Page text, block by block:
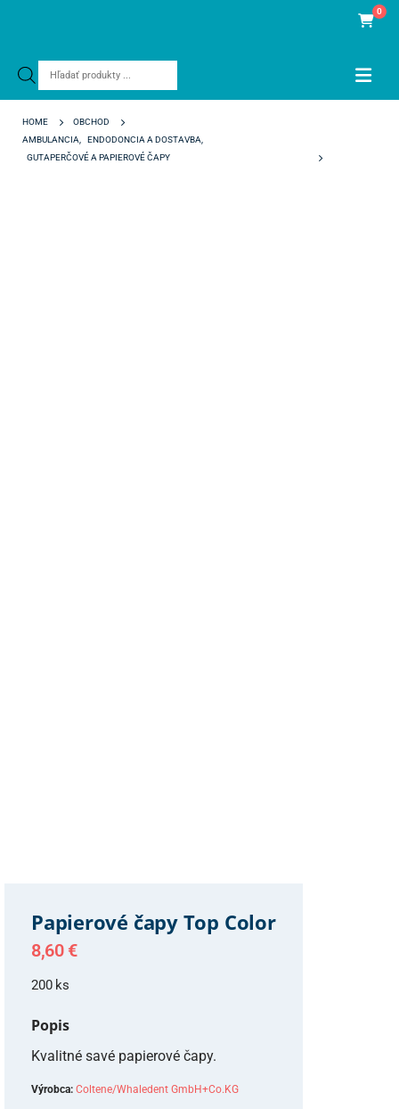
Products
0
HOME
OBCHOD
AMBULANCIA
ENDODONCIA A DOSTAVBA
GUTAPERČOVÉ A PAPIEROVÉ ČAPY
Papierové čapy Top Color
8,60 €
200 ks
Popis
Kvalitné savé papierové čapy.
Výrobca: Coltene/Whaledent GmbH+Co.KG